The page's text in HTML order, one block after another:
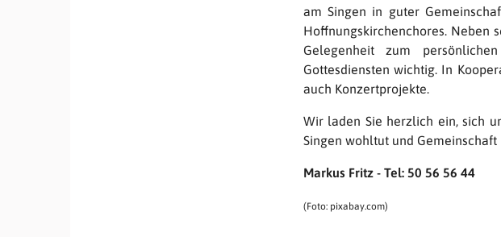
am Singen in guter
Hoffnungskirchenchores. Neben
Gelegenheit zum
Gottesdiensten wichtig. In
auch Konzertprojekte.
Wir laden Sie herzlich ein, sich
Singen wohltut und Gemeinschaft
Markus Fritz - Tel: 50 56 56 44
(Foto: pixabay.com)